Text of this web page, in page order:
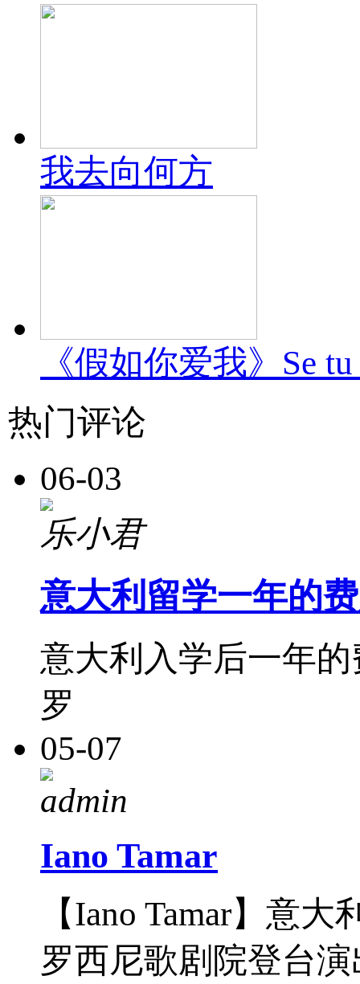
我去向何方
《假如你爱我》Se
热门评论
06-03
乐小君
意大利留学一年的
意大利入学后一年
罗
05-07
admin
Iano Tamar
【Iano Tamar】意
罗西尼歌剧院登台